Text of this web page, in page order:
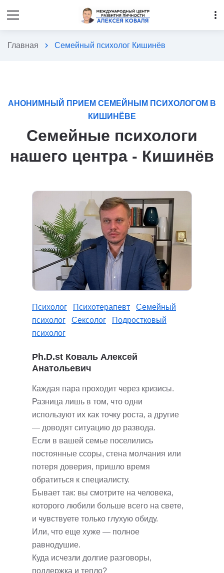
more_vert
Главная chevron_right Семейный психолог Кишинёв
АНОНИМНЫЙ ПРИЕМ СЕМЕЙНЫМ ПСИХОЛОГОМ В
КИШИНЁВЕ
Семейные психологи
нашего центра - Кишинёв
Психолог Психотерапевт
Семейный
психолог
Сексолог
Подростковый
психолог
Ph.D.st Коваль Алексей
Анатольевич
Каждая пара проходит через кризисы.
Разница лишь в том, что одни
используют их как точку роста, а другие
— доводят ситуацию до развода.
Если в вашей семье поселились
постоянные ссоры, стена молчания или
потеря доверия, пришло время
обратиться к специалисту.
Бывает так: вы смотрите на человека,
которого любили больше всего на свете,
и чувствуете только глухую обиду.
Или, что еще хуже — полное
равнодушие.
Куда исчезли долгие разговоры,
поддержка и тепло?